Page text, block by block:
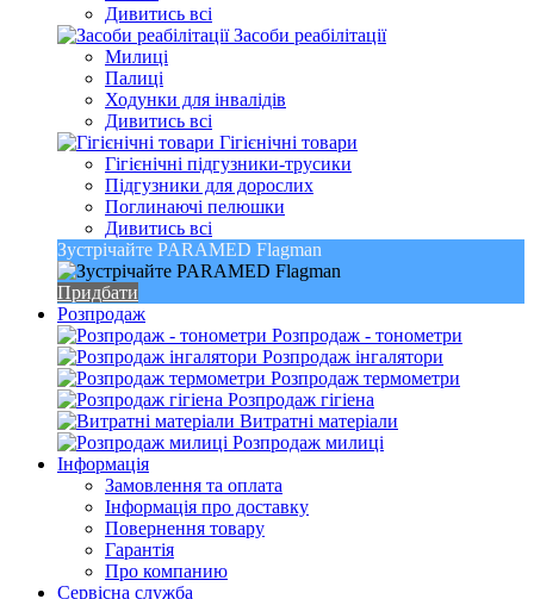
Дивитись всі
Засоби реабілітації
Милиці
Палиці
Ходунки для інвалідів
Дивитись всі
Гігієнічні товари
Гігієнічні підгузники-трусики
Підгузники для дорослих
Поглинаючі пелюшки
Дивитись всі
Зустрічайте PARAMED Flagman
Придбати
Розпродаж
Розпродаж - тонометри
Розпродаж інгалятори
Розпродаж термометри
Розпродаж гігіена
Витратні матеріали
Розпродаж милиці
Інформація
Замовлення та оплата
Інформація про доставку
Повернення товару
Гарантія
Про компанию
Сервісна служба